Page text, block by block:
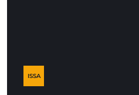
ISSA